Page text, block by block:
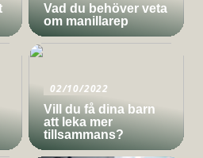
Vad du behöver veta
om manillarep
02/10/2022
Vill du få dina barn
att leka mer
tillsammans?